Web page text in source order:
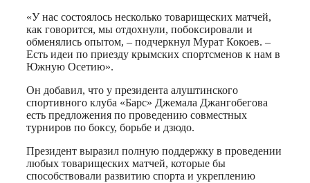
«У нас состоялось несколько товарищеских матчей,
как говорится, мы отдохнули, побоксировали и
обменялись опытом, – подчеркнул Мурат Кокоев. –
Есть идеи по приезду крымских спортсменов к нам в
Южную Осетию».
Он добавил, что у президента алуштинского
спортивного клуба «Барс» Джемала Джангобегова
есть предложения по проведению совместных
турниров по боксу, борьбе и дзюдо.
Президент выразил полную поддержку в проведении
любых товарищеских матчей, которые бы
способствовали развитию спорта и укреплению